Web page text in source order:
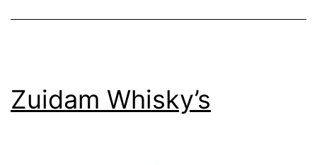
Zuidam Whisky’s